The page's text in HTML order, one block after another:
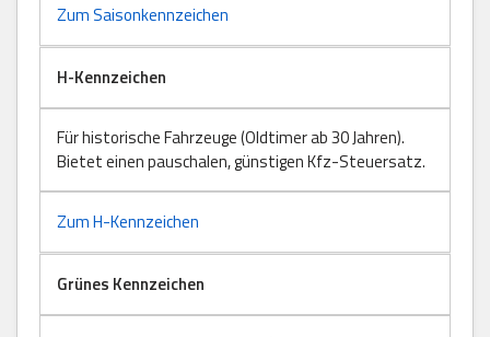
Zum Saisonkennzeichen
H-Kennzeichen
Für historische Fahrzeuge (Oldtimer ab 30 Jahren).
Bietet einen pauschalen, günstigen Kfz-Steuersatz.
Zum H-Kennzeichen
Grünes Kennzeichen